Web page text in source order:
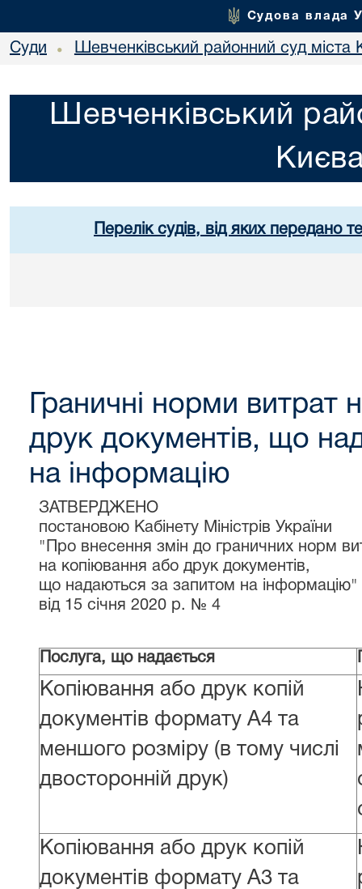
Судова влада
Суди • Шевченківський районний суд міста
Шевченківський
Перелік судів, від яких передано
Граничні норми витрат
друк документів, що
на інформацію
ЗАТВЕРДЖЕНО
постановою Кабінету Міністрів України
"Про внесення змін до граничних норм
на копіювання або друк документів,
що надаються за запитом на інформацію"
від 15 січня 2020 р. № 4
Послуга, що надається
Копіювання або друк копій
документів формату А4 та
меншого розміру (в тому числі
двосторонній друк)
Копіювання або друк копій
документів формату А3 та